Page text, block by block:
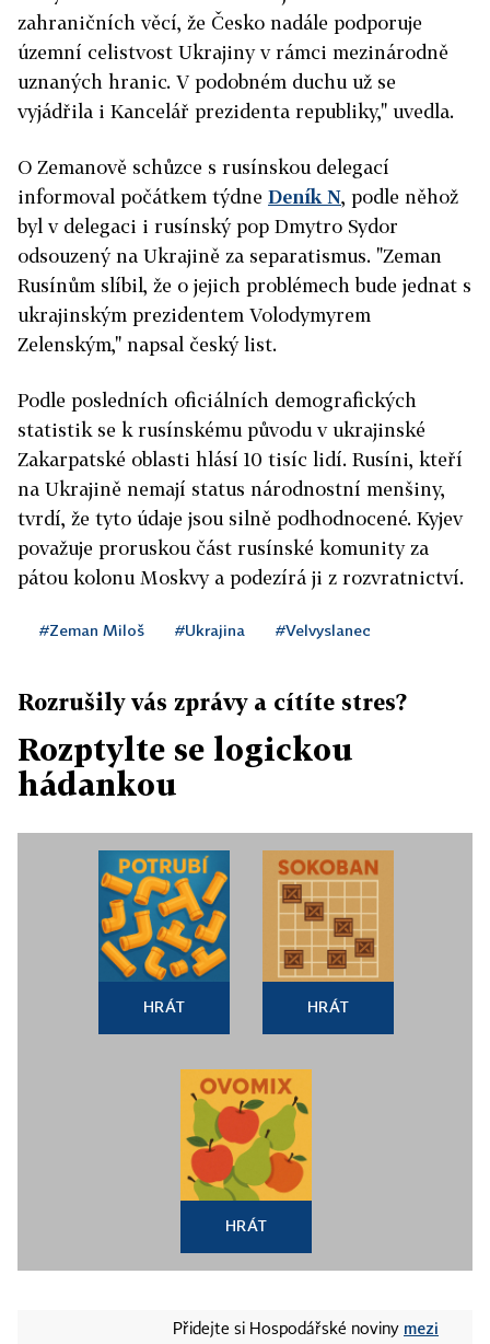
zahraničních věcí, že Česko nadále podporuje
územní celistvost Ukrajiny v rámci mezinárodně
uznaných hranic. V podobném duchu už se
vyjádřila i Kancelář prezidenta republiky," uvedla.
O Zemanově schůzce s rusínskou delegací
informoval počátkem týdne Deník N, podle něhož
byl v delegaci i rusínský pop Dmytro Sydor
odsouzený na Ukrajině za separatismus. "Zeman
Rusínům slíbil, že o jejich problémech bude jednat s
ukrajinským prezidentem Volodymyrem
Zelenským," napsal český list.
Podle posledních oficiálních demografických
statistik se k rusínskému původu v ukrajinské
Zakarpatské oblasti hlásí 10 tisíc lidí. Rusíni, kteří
na Ukrajině nemají status národnostní menšiny,
tvrdí, že tyto údaje jsou silně podhodnocené. Kyjev
považuje proruskou část rusínské komunity za
pátou kolonu Moskvy a podezírá ji z rozvratnictví.
#Zeman Miloš #Ukrajina #Velvyslanec
Rozrušily vás zprávy a cítíte stres?
Rozptylte se logickou
hádankou
HRÁT HRÁT
HRÁT
Přidejte si Hospodářské noviny mezi